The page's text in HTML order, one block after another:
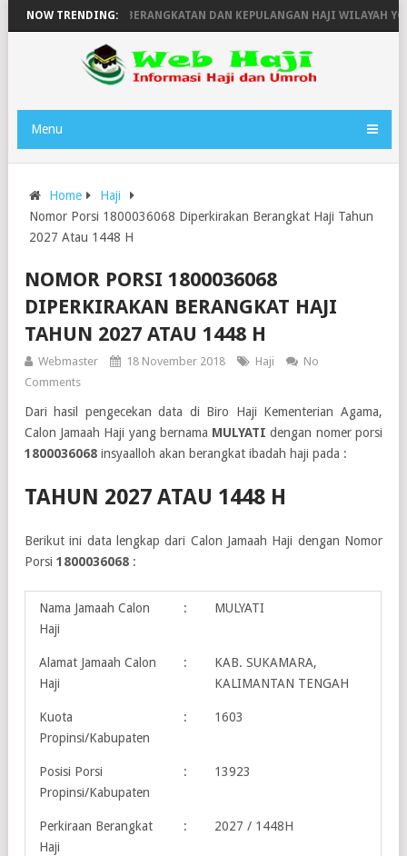
NOW TRENDING:
JADWAL KEBERANGKATAN DAN KEPULANGAN HAJI WILAYAH
Menu
Home
Haji
Nomor Porsi 1800036068 Diperkirakan Berangkat Haji Tahun
2027 Atau 1448 H
NOMOR PORSI 1800036068
DIPERKIRAKAN BERANGKAT HAJI
TAHUN 2027 ATAU 1448 H
Webmaster 18 November 2018 Haji
No
Comments
Dari hasil pengecekan data di Biro Haji Kementerian Agama,
Calon Jamaah Haji yang bernama MULYATI dengan nomer porsi
1800036068 insyaalloh akan berangkat ibadah haji pada :
TAHUN 2027 ATAU 1448 H
Berikut ini data lengkap dari Calon Jamaah Haji dengan Nomor
Porsi 1800036068 :
Nama Jamaah Calon
Haji
: MULYATI
Alamat Jamaah Calon
Haji
:
KAB. SUKAMARA,
KALIMANTAN TENGAH
Kuota
Propinsi/Kabupaten
: 1603
Posisi Porsi
Propinsi/Kabupaten
: 13923
Perkiraan Berangkat
Haji
: 2027 / 1448H